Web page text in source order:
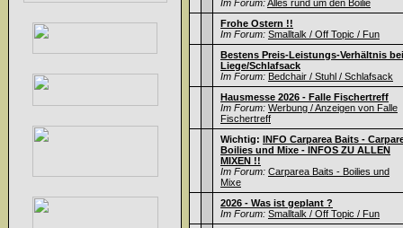
Im Forum:Alles rund um den Boilie
Frohe Ostern !!
Im Forum: Smalltalk / Off Topic / Fun
Bestens Preis-Leistungs-Verhältnis bei
Liege/Schlafsack
Im Forum: Bedchair / Stuhl / Schlafsack
Hausmesse 2026 - Falle Fischertreff
Im Forum: Werbung / Anzeigen von Falle
Fischertreff
Wichtig: INFO Carparea Baits -
Boilies und Mixe - INFOS ZU ALLEN
MIXEN !!
Im Forum: Carparea Baits - Boilies und
Mixe
2026 - Was ist geplant ?
Im Forum: Smalltalk / Off Topic / Fun